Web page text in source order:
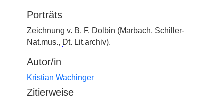
Porträts
Zeichnung v. B. F. Dolbin (Marbach, Schiller-
Nat.mus., Dt. Lit.archiv).
Autor/in
Kristian Wachinger
Zitierweise